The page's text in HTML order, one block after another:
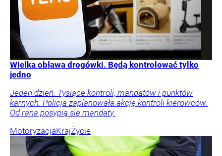
Wielka obława drogówki. Będą kontrolować tylko
jedno
Jeden dzień. Tysiące kontroli, mandatów i punktów
karnych. Policja zaplanowała akcję kontroli kierowców.
Od rana posypią się mandaty.
MotoryzacjaKrajŻycie